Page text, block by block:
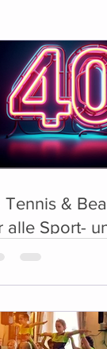
Tennis &
alle Sport-